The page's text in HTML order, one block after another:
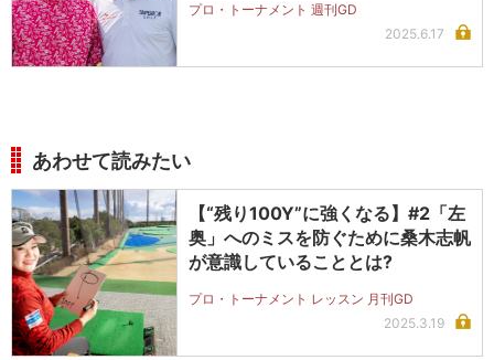
プロ・トーナメント 週刊GD
2025.6.17
あわせて読みたい
【“残り100Y”に強くなる】#2「左
奥」へのミスを防ぐために桑木志帆
が意識していることとは?
プロ・トーナメント レッスン 月刊GD
2025.3.19